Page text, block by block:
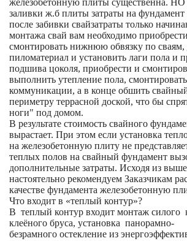
железобетонную плиты существенна. НО
заливки ж.б плиты затраты на фундамент
после забивки свайзатраты только
монтажа свай вам необходимо
смонтировать нижнюю обвязку по сваям,
пиломатериал и установить лаги пола и
подшива цоколя, приобрести и
выполнить утепление пола,
коммуникации, а в конце обшить
периметру террасной доской, что бы
ноги" под домом.
В результате стоимость свайного
вырастает. При этом если установка
на железобетонную плиту не
теплых полов на свайный фундамент
дополнительные затраты. Исходя из
настоятельно рекомендуем Заказчикам
качестве фундамента железобетонную
Что входит в «теплый контур»?
В теплый контур входит монтаж силого
клеёного бруса, установка панорамно-
безрамного остекление из